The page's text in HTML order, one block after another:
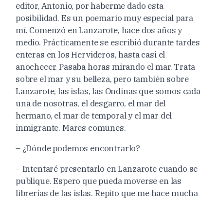
editor, Antonio, por haberme dado esta
posibilidad. Es un poemario muy especial para
mí. Comenzó en Lanzarote, hace dos años y
medio. Prácticamente se escribió durante tardes
enteras en los Hervideros, hasta casi el
anochecer. Pasaba horas mirando el mar. Trata
sobre el mar y su belleza, pero también sobre
Lanzarote, las islas, las Ondinas que somos cada
una de nosotras, el desgarro, el mar del
hermano, el mar de temporal y el mar del
inmigrante. Mares comunes.
– ¿Dónde podemos encontrarlo?
– Intentaré presentarlo en Lanzarote cuando se
publique. Espero que pueda moverse en las
librerías de las islas. Repito que me hace mucha